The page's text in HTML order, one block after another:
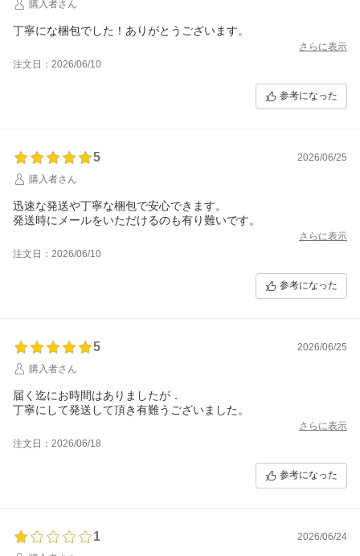
購入者さん
丁寧にな梱包でした！ありがとうございます。
さらに表示
注文日：2026/06/10
参考になった
5
2026/06/25
購入者さん
迅速な発送や丁寧な梱包で安心できます。
発送時にメールをいただけるのも有り難いです。
さらに表示
注文日：2026/06/10
参考になった
5
2026/06/25
購入者さん
届く迄にお時間はありましたが．
丁寧にして発送して頂き有難うございました。
さらに表示
注文日：2026/06/18
参考になった
1
2026/06/24